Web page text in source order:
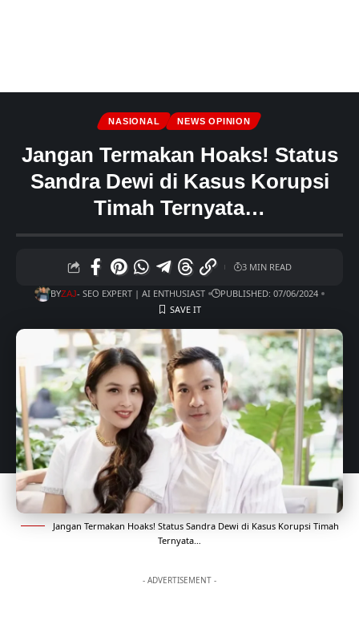
NASIONAL NEWS OPINION
Jangan Termakan Hoaks! Status
Sandra Dewi di Kasus Korupsi
Timah Ternyata…
BYZAJ- SEO EXPERT | AI ENTHUSIAST PUBLISHED: 07/06/2024
3 MIN READ
Jangan Termakan Hoaks! Status Sandra Dewi di Kasus Korupsi Timah
Ternyata…
- ADVERTISEMENT -